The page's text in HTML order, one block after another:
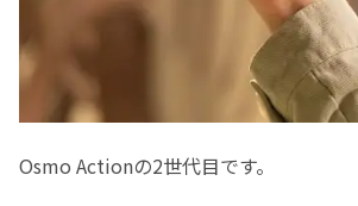
Osmo Actionの2世代目です。